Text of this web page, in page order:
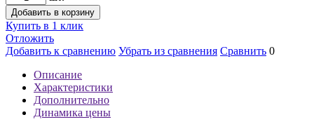
Добавить в корзину
Купить в 1 клик
Отложить
Добавить к сравнению Убрать из сравнения Сравнить 0
Описание
Характеристики
Дополнительно
Динамика цены